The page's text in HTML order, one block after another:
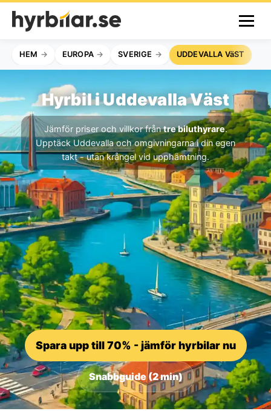
HEM EUROPA SVERIGE UDDEVALLA VäST
Hyrbil i Uddevalla Väst
Jämför priser och villkor fråntre biluthyrare.
Upptäck Uddevalla och omgivningarna i din egen
takt - utan krångel vid upphämtning.
Spara upp till 70% - jämför hyrbilar nu
Snabbguide (2 min)